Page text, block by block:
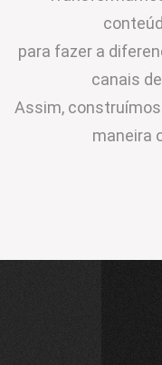
para fazer a
canais
Assim,
maneira